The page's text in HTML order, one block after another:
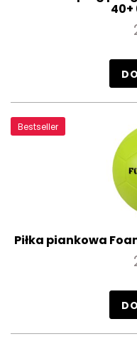
40+
Bestseller
Piłka piankowa